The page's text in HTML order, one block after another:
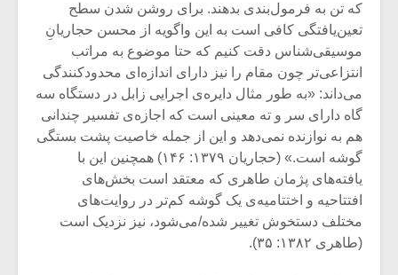
که تن به فرمول‌بندی بدهند. برای روشن شدن سطح
تعین‌یافتگی کافی است به این واگویه از محسن حجاریانِ
موسیقی‌شناس دقت کنیم که حتا موضوع به مراتب
انتزاعی‌تر چون مقام را نیز دارای اندازه‌ای محدودکنندگی
می‌داند: «به طور مثال دایره‌ی اجرایی زابل در دستگاه سه
گاه دارای سر و ته معینی است که اجازه‌ی تفسیر چندانی
هم به نوازنده نمی‌دهد و این از جمله خاصیت پشت بستگی
گوشه است.» (حجاریان ۱۳۷۹: ۱۴۶) همچنین این با
یافته‌های پژمان طاهری که معتقد است بخش‌های
افتتاحیه و اختتامیه‌ی یک گوشه کم‌تر در روایت‌های
مختلف دستخوش تغییر شده/می‌شود، نیز نزدیک است
(طاهری ۱۳۸۲: ۳۵).